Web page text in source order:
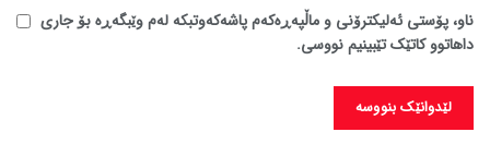
ناو، پۆستی ئەلیکترۆنی و ماڵپەڕەکەم پاشەکەوتبکە لەم وێبگەڕە بۆ جاری
داهاتوو کاتێک تێبینیم نووسی.